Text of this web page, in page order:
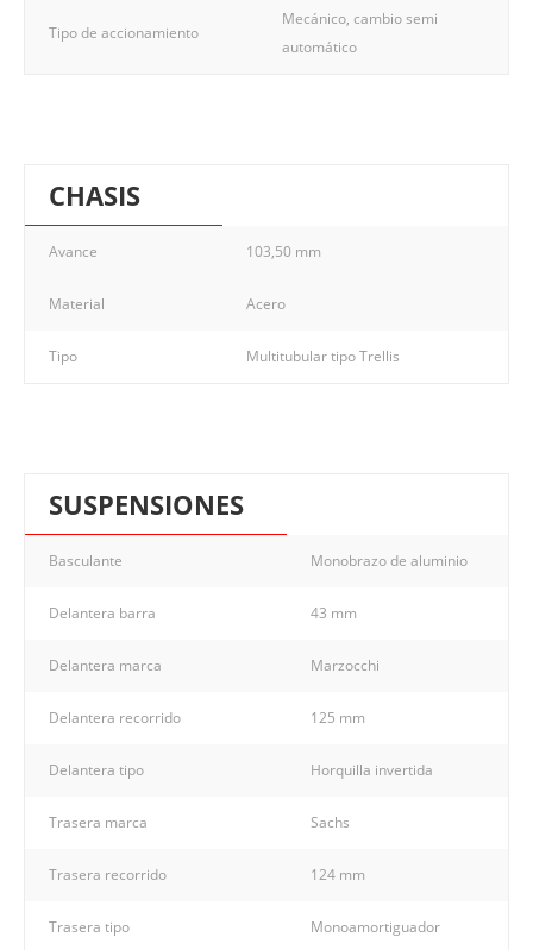
Tipo de accionamiento
Mecánico, cambio semi
automático
CHASIS
Avance 103,50 mm
Material Acero
Tipo Multitubular tipo Trellis
SUSPENSIONES
Basculante Monobrazo de aluminio
Delantera barra 43 mm
Delantera marca Marzocchi
Delantera recorrido 125 mm
Delantera tipo Horquilla invertida
Trasera marca Sachs
Trasera recorrido 124 mm
Trasera tipo Monoamortiguador